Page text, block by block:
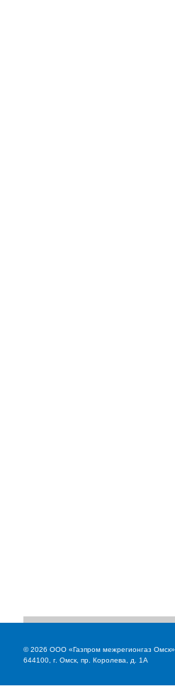
© 2026 ООО «Газпром межрегионгаз Омск»
644100, г. Омск, пр. Королева, д. 1А